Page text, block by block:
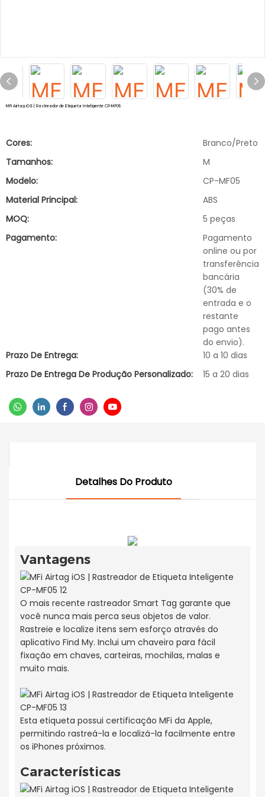
MFi Airtag iOS | Rastreador de Etiqueta Inteligente CP-MF05
Cores:
Branco/Preto
Tamanhos:
M
Modelo:
CP-MF05
Material Principal:
ABS
MOQ:
5 peças
Pagamento:
Pagamento
online ou por
transferência
bancária
(30% de
entrada e o
restante
pago antes
do envio).
Prazo De Entrega:
10 a 10 dias
Prazo De Entrega De Produção Personalizado:
15 a 20 dias
Detalhes Do Produto
Vantagens
O mais recente rastreador Smart Tag garante que
você nunca mais perca seus objetos de valor.
Rastreie e localize itens sem esforço através do
aplicativo Find My. Inclui um chaveiro para fácil
fixação em chaves, carteiras, mochilas, malas e
muito mais.
Esta etiqueta possui certificação MFi da Apple,
permitindo rastreá-la e localizá-la facilmente entre
os iPhones próximos.
Características